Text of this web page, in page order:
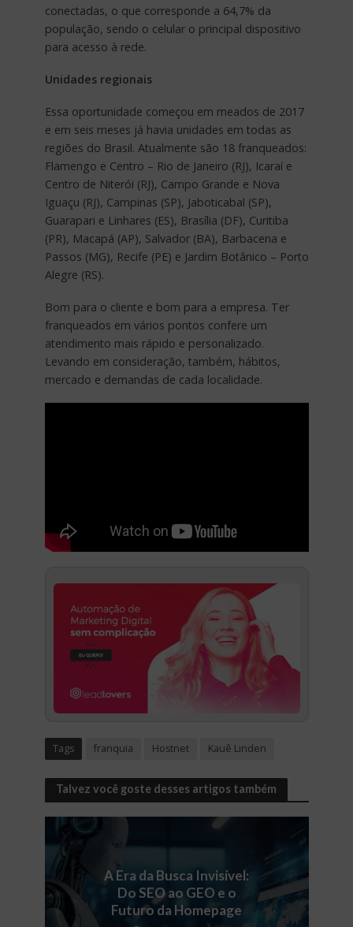
conectadas, o que corresponde a 64,7% da
população, sendo o celular o principal dispositivo
para acesso à rede.
Unidades regionais
Essa oportunidade começou em meados de 2017
e em seis meses já havia unidades em todas as
regiões do Brasil. Atualmente são 18 franqueados:
Flamengo e Centro – Rio de Janeiro (RJ), Icaraí e
Centro de Niterói (RJ), Campo Grande e Nova
Iguaçu (RJ), Campinas (SP), Jaboticabal (SP),
Guarapari e Linhares (ES), Brasília (DF), Curitiba
(PR), Macapá (AP), Salvador (BA), Barbacena e
Passos (MG), Recife (PE) e Jardim Botânico – Porto
Alegre (RS).
Bom para o cliente e bom para a empresa. Ter
franqueados em vários pontos confere um
atendimento mais rápido e personalizado.
Levando em consideração, também, hábitos,
mercado e demandas de cada localidade.
Tags franquia Hostnet Kauê Linden
Talvez você goste desses artigos também
A Era da Busca Invisível:
Do SEO ao GEO e o
Futuro da Homepage